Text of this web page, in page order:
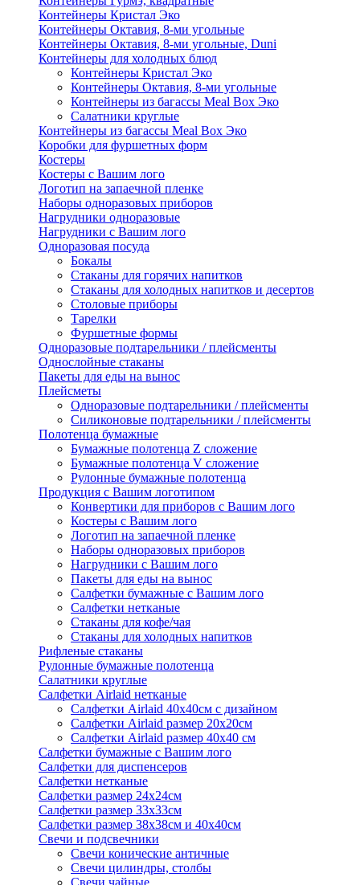
Контейнеры Кристал Эко
Контейнеры Октавия, 8-ми угольные
Контейнеры Октавия, 8-ми угольные, Duni
Контейнеры для холодных блюд
Контейнеры Кристал Эко
Контейнеры Октавия, 8-ми угольные
Контейнеры из багассы Meal Box Эко
Салатники круглые
Контейнеры из багассы Meal Box Эко
Коробки для фуршетных форм
Костеры
Костеры с Вашим лого
Логотип на запаечной пленке
Наборы одноразовых приборов
Нагрудники одноразовые
Нагрудники с Вашим лого
Одноразовая посуда
Бокалы
Стаканы для горячих напитков
Стаканы для холодных напитков и десертов
Столовые приборы
Тарелки
Фуршетные формы
Одноразовые подтарельники / плейсменты
Однослойные стаканы
Пакеты для еды на вынос
Плейсметы
Одноразовые подтарельники / плейсменты
Силиконовые подтарельники / плейсменты
Полотенца бумажные
Бумажные полотенца Z сложение
Бумажные полотенца V сложение
Рулонные бумажные полотенца
Продукция с Вашим логотипом
Конвертики для приборов с Вашим лого
Костеры с Вашим лого
Логотип на запаечной пленке
Наборы одноразовых приборов
Нагрудники с Вашим лого
Пакеты для еды на вынос
Салфетки бумажные с Вашим лого
Салфетки нетканые
Стаканы для кофе/чая
Стаканы для холодных напитков
Рифленые стаканы
Рулонные бумажные полотенца
Салатники круглые
Салфетки Airlaid нетканые
Салфетки Airlaid 40х40см с дизайном
Салфетки Airlaid размер 20х20см
Салфетки Airlaid размер 40х40 см
Салфетки бумажные с Вашим лого
Салфетки для диспенсеров
Салфетки нетканые
Салфетки размер 24х24см
Салфетки размер 33х33см
Салфетки размер 38х38см и 40х40см
Свечи и подсвечники
Свечи конические античные
Свечи цилиндры, столбы
Свечи чайные